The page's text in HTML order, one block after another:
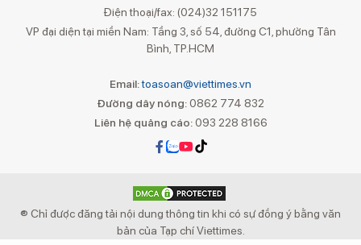
Điện thoại/fax: (024)32 151175
VP đại diện tại miền Nam: Tầng 3, số 54, đường C1, phường Tân
Bình, TP.HCM
Email:toasoan@viettimes.vn
Đường dây nóng: 0862 774 832
Liên hệ quảng cáo:093 228 8166
® Chỉ được đăng tải nội dung thông tin khi có sự đồng ý bằng văn
bản của Tạp chí Viettimes.